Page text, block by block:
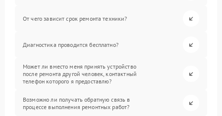
От чего зависит срок ремонта техники?
Диагностика проводится бесплатно?
Может ли вместо меня принять устройство
после ремонта другой человек, контактный
телефон которого я предоставлю?
Возможно ли получать обратную связь в
процессе выполнения ремонтных работ?